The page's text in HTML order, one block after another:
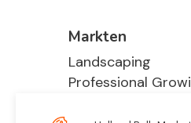
Markten
Landscaping
Professional